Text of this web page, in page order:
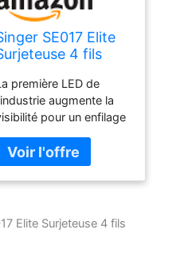
SE017 Elite
4 fils
première LED de
augmente la
pour un enfilage
fils 2, 3 et 4 points – Les
types de points
garantissent
le projet. 1300
mailles par minute
Elite Surjeteuse 4 fils